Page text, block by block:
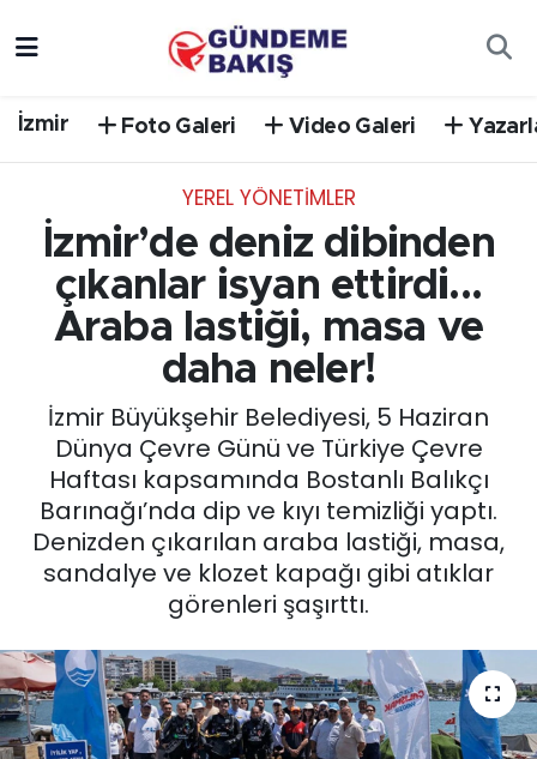
İzmir Foto Galeri Video Galeri
YEREL YÖNETİMLER
İzmir’de deniz dibinden
çıkanlar isyan ettirdi...
Araba lastiği, masa ve
daha neler!
İzmir Büyükşehir Belediyesi, 5 Haziran
Dünya Çevre Günü ve Türkiye Çevre
Haftası kapsamında Bostanlı Balıkçı
Barınağı’nda dip ve kıyı temizliği yaptı.
Denizden çıkarılan araba lastiği, masa,
sandalye ve klozet kapağı gibi atıklar
görenleri şaşırttı.
EGE
EĞİTİM
English News
GÜNCEL
KÜLTÜR SANAT
POLİTİKA
Trafik Durumu
Süper Lig Puan Durumu ve Fikstür
Tüm Manşetler
Haber Arşivi